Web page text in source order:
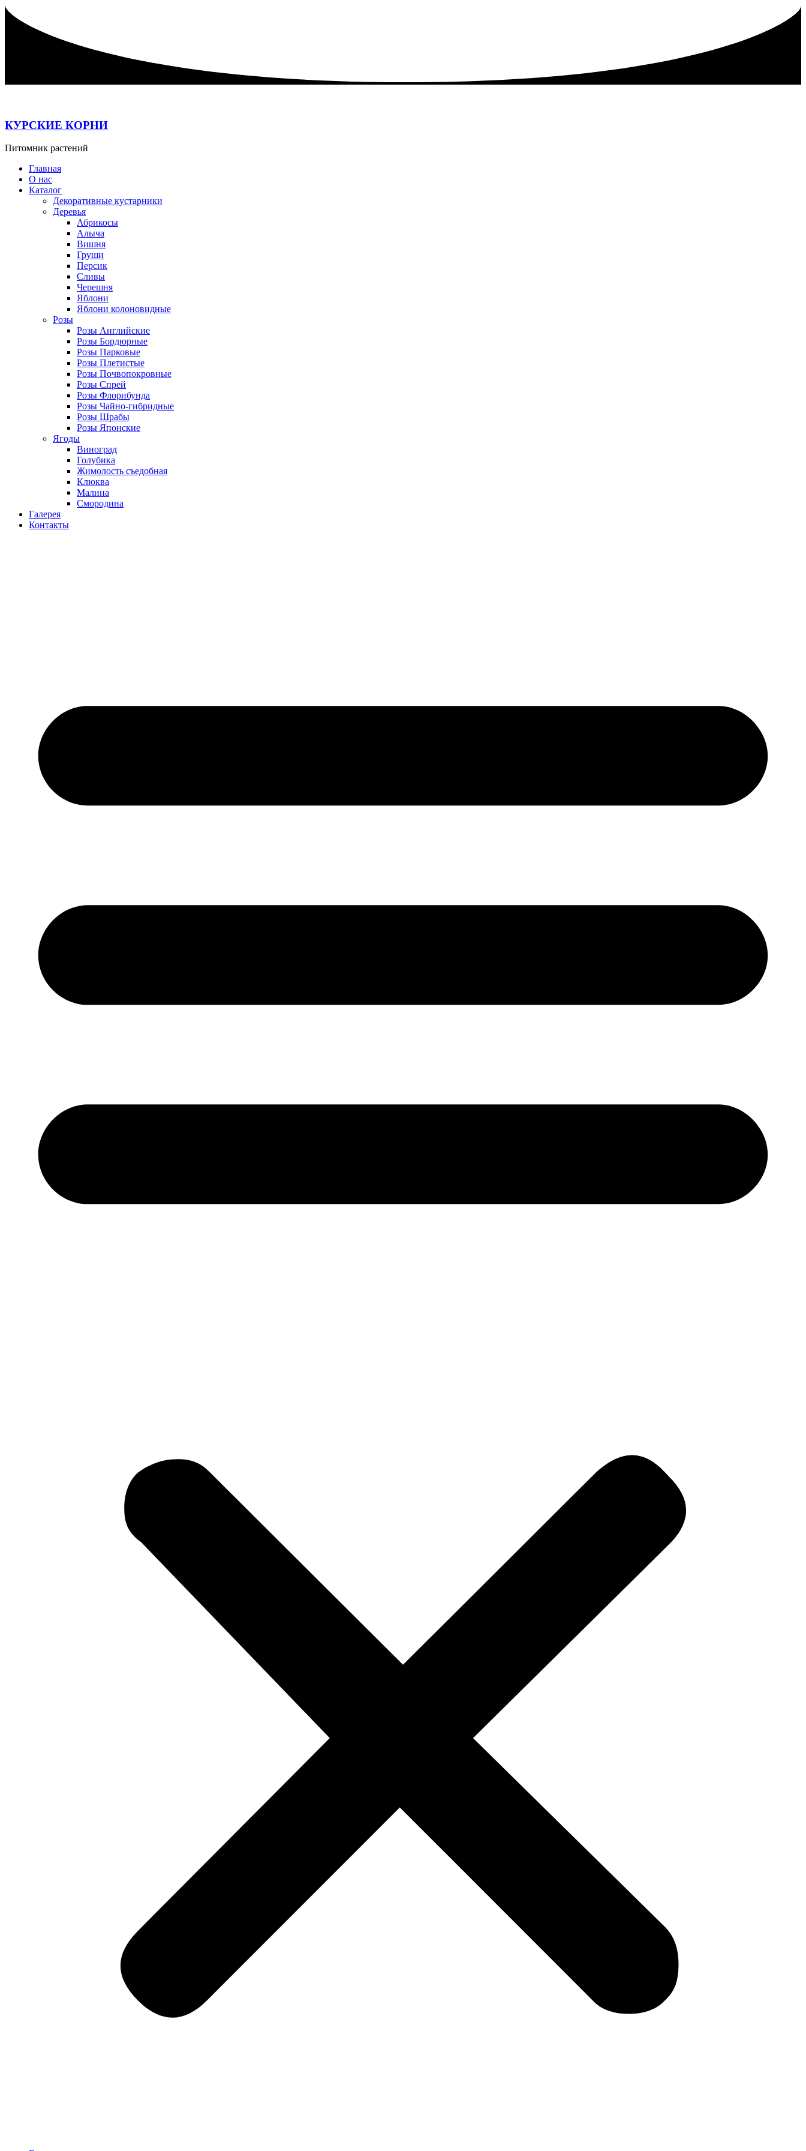
Перейти
содержимому
КУРСКИЕ КОРНИ
Питомник растений
Главная
О нас
Каталог
Декоративные кустарники
Деревья
Абрикосы
Алыча
Вишня
Груши
Персик
Сливы
Черешня
Яблони
Яблони колоновидные
Розы
Розы Английские
Розы Бордюрные
Розы Парковые
Розы Плетистые
Розы Почвопокровные
Розы Спрей
Розы Флорибунда
Розы Чайно-гибридные
Розы Шрабы
Розы Японские
Ягоды
Виноград
Голубика
Жимолость съедобная
Клюква
Малина
Смородина
Галерея
Контакты